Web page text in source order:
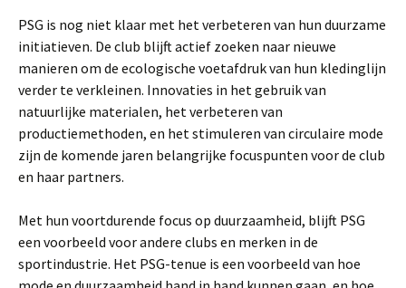
PSG is nog niet klaar met het verbeteren van hun duurzame
initiatieven. De club blijft actief zoeken naar nieuwe
manieren om de ecologische voetafdruk van hun kledinglijn
verder te verkleinen. Innovaties in het gebruik van
natuurlijke materialen, het verbeteren van
productiemethoden, en het stimuleren van circulaire mode
zijn de komende jaren belangrijke focuspunten voor de club
en haar partners.
Met hun voortdurende focus op duurzaamheid, blijft PSG
een voorbeeld voor andere clubs en merken in de
sportindustrie. Het PSG-tenue is een voorbeeld van hoe